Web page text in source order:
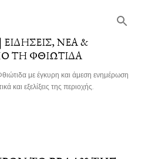
ΝΈΑ &
ΤΗ ΦΘΙΏΤΙΔΑ
με έγκυρη και άμεση ενημέρωση
και εξελίξεις της περιοχής.